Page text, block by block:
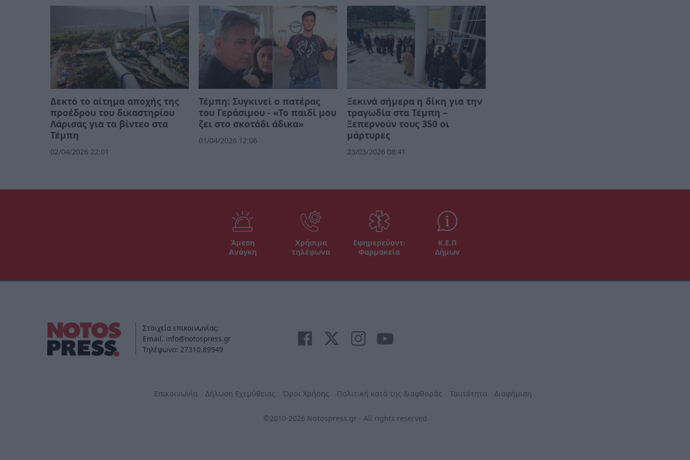
Δεκτό το αίτημα αποχής της
προέδρου του δικαστηρίου
Λάρισας για τα βίντεο στα
Τέμπη
02/04/2026 22:01
Τέμπη: Συγκινεί ο πατέρας
του Γεράσιμου - «Το παιδί μου
ζει στο σκοτάδι άδικα»
01/04/2026 12:06
Ξεκινά σήμερα η δίκη για την
τραγωδία στα Τέμπη –
Ξεπερνούν τους 350 οι
μάρτυρες
23/03/2026 08:41
Άμεση
Ανάγκη
Χρήσιμα
τηλέφωνα
Εφημερεύοντα
Φαρμακεία
Κ.Ε.Π
Δήμων
Στοιχεία επικοινωνίας:
Email. info@notospress.gr
Τηλέφωνο: 27310.89949
Επικοινωνία Δήλωση Εχεμύθειας Όροι Χρήσης Πολιτική κατά της Διαφθοράς Ταυτότητα Διαφήμιση
©2010-2026 Notospress.gr - All rights reserved